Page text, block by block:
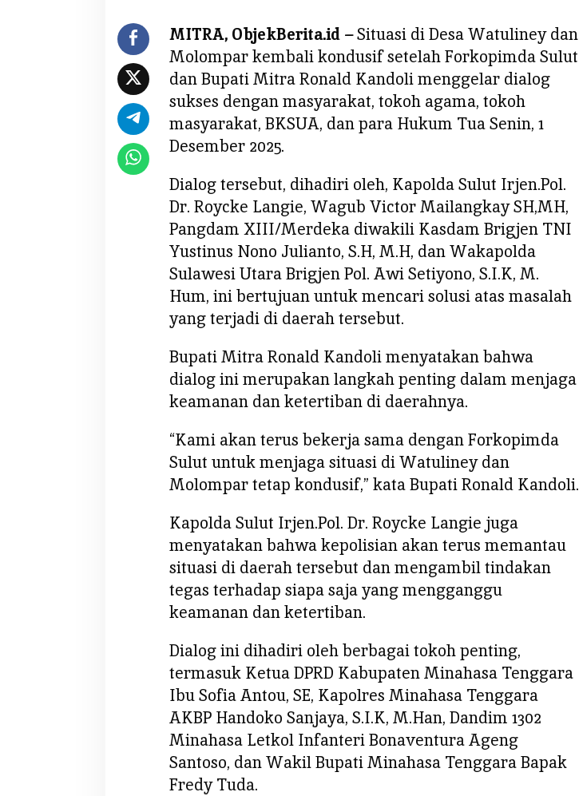
M
i
t
R
o
a
l
d
a
n
d
o
e
r
a
s
i
i
h
k
n
e
a
m
a
n
MITRA, ObjekBerita.id –Situasi di Desa Watuliney dan
Molompar kembali kondusif setelah Forkopimda Sulut
dan Bupati Mitra Ronald Kandoli menggelar dialog
sukses dengan masyarakat, tokoh agama, tokoh
masyarakat, BKSUA, dan para Hukum Tua Senin, 1
Desember 2025.
Dialog tersebut, dihadiri oleh, Kapolda Sulut Irjen.Pol.
Dr. Roycke Langie, Wagub Victor Mailangkay SH,MH,
Pangdam XIII/Merdeka diwakili Kasdam Brigjen TNI
Yustinus Nono Julianto, S.H, M.H, dan Wakapolda
Sulawesi Utara Brigjen Pol. Awi Setiyono, S.I.K, M.
Hum, ini bertujuan untuk mencari solusi atas masalah
yang terjadi di daerah tersebut.
Bupati Mitra Ronald Kandoli menyatakan bahwa
dialog ini merupakan langkah penting dalam menjaga
keamanan dan ketertiban di daerahnya.
“Kami akan terus bekerja sama dengan Forkopimda
Sulut untuk menjaga situasi di Watuliney dan
Molompar tetap kondusif,” kata Bupati Ronald Kandoli.
Kapolda Sulut Irjen.Pol. Dr. Roycke Langie juga
menyatakan bahwa kepolisian akan terus memantau
situasi di daerah tersebut dan mengambil tindakan
tegas terhadap siapa saja yang mengganggu
keamanan dan ketertiban.
Dialog ini dihadiri oleh berbagai tokoh penting,
termasuk Ketua DPRD Kabupaten Minahasa Tenggara
Ibu Sofia Antou, SE, Kapolres Minahasa Tenggara
AKBP Handoko Sanjaya, S.I.K, M.Han, Dandim 1302
Minahasa Letkol Infanteri Bonaventura Ageng
Santoso, dan Wakil Bupati Minahasa Tenggara Bapak
Fredy Tuda.